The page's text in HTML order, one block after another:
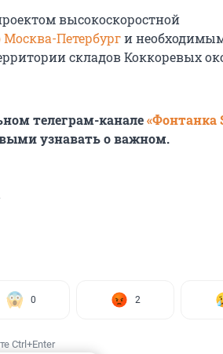
высокоскоростной
Петербурги
складов Коккоревых
телеграм-канале«Фонтанка
узнавать о важном.
0 2
Ctrl+Enter